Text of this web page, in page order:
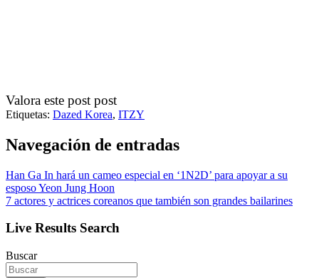
Valora este post post
Etiquetas: Dazed Korea, ITZY
Navegación de entradas
Han Ga In hará un cameo especial en ‘1N2D’ para apoyar a su
esposo Yeon Jung Hoon
7 actores y actrices coreanos que también son grandes bailarines
Live Results Search
Buscar